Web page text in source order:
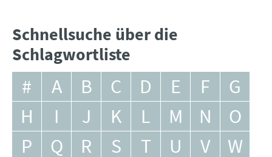
Schnellsuche über die
Schlagwortliste
# A B C D E F
G
H
I J K L M N
O
P
Q R S T U V
W